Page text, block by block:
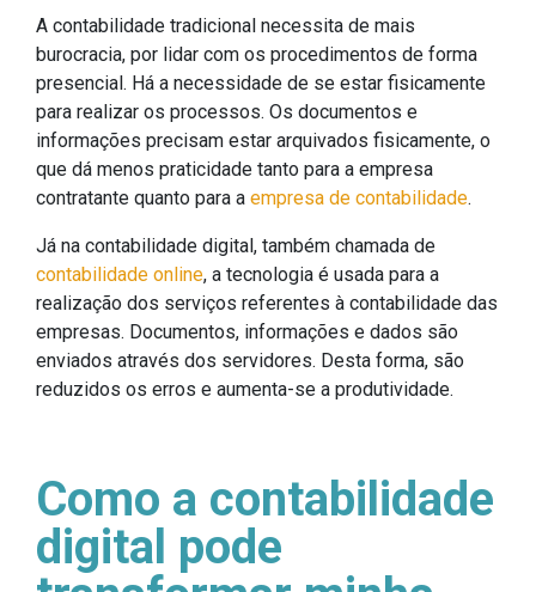
A contabilidade tradicional necessita de mais
burocracia, por lidar com os procedimentos de forma
presencial. Há a necessidade de se estar fisicamente
para realizar os processos. Os documentos e
informações precisam estar arquivados fisicamente, o
que dá menos praticidade tanto para a empresa
contratante quanto para a empresa de contabilidade.
Já na contabilidade digital, também chamada de
contabilidade online, a tecnologia é usada para a
realização dos serviços referentes à contabilidade das
empresas. Documentos, informações e dados são
enviados através dos servidores. Desta forma, são
reduzidos os erros e aumenta-se a produtividade.
Como a contabilidade
digital pode